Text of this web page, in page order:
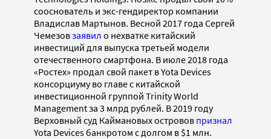
сооснователь и экс-гендиректор компании
Владислав Мартынов. Весной 2017 года Сергей
Чемезовзаявил о нехватке китайский
инвестиций для выпуска третьей модели
отечественного смартфона. В июле 2018 года
«Ростех» продал свой пакет в Yota Devices
консорциуму во главе с китайской
инвестиционной группой Trinity World
Management за 3 млрд рублей. В 2019 году
Верховный суд Каймановых островов признал
Yota Devices банкротом с долгом в $1 млн.